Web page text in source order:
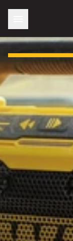
Slide 1 of 3: